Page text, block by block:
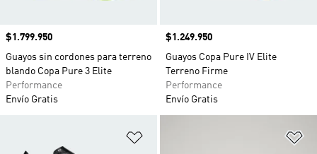
Precio
$1.799.950
Guayos sin cordones para terreno
blando Copa Pure 3 Elite
Performance
Envío Gratis
Precio
$1.249.950
Guayos Copa Pure IV Elite
Terreno Firme
Performance
Envío Gratis